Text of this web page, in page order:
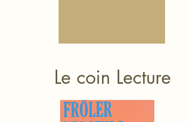
Le coin Lecture